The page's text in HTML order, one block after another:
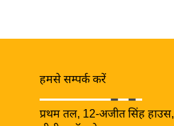
हमसे सम्पर्क करें
प्रथम तल, 12-अजीत सिंह हाउस,